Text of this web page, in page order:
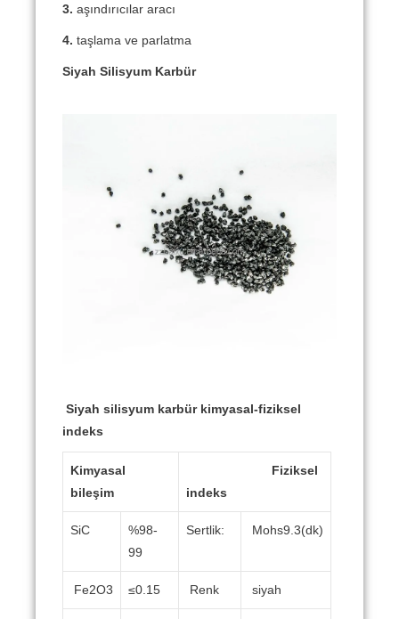
3. aşındırıcılar aracı
4. taşlama ve parlatma
Siyah Silisyum Karbür
Siyah silisyum karbür kimyasal-fiziksel
indeks
Kimyasal
bileşim
Fiziksel
indeks
SiC
%98-
99
Sertlik: Mohs9.3(dk)
Fe2O3 ≤0.15 Renk siyah